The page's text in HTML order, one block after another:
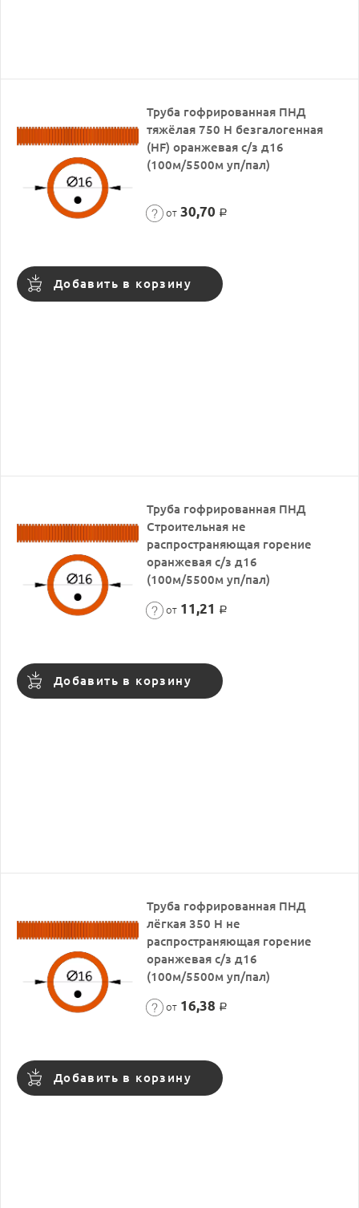
Труба гофрированная ПНД
тяжёлая 750 Н безгалогенная
(HF) оранжевая с/з д16
(100м/5500м уп/пал)
от 30,70 Р
Добавить в корзину
Труба гофрированная ПНД
Строительная не
распространяющая горение
оранжевая с/з д16
(100м/5500м уп/пал)
от 11,21 Р
Добавить в корзину
Труба гофрированная ПНД
лёгкая 350 Н не
распространяющая горение
оранжевая с/з д16
(100м/5500м уп/пал)
от 16,38 Р
Добавить в корзину